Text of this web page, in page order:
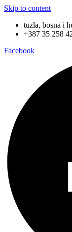
Skip to content
tuzla, bosna i
+387 35 258
Facebook